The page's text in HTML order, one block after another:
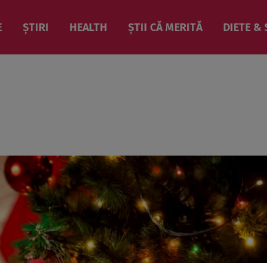
ȘTIRI HEALTH ȘTII CĂ MERITĂ DIETE &